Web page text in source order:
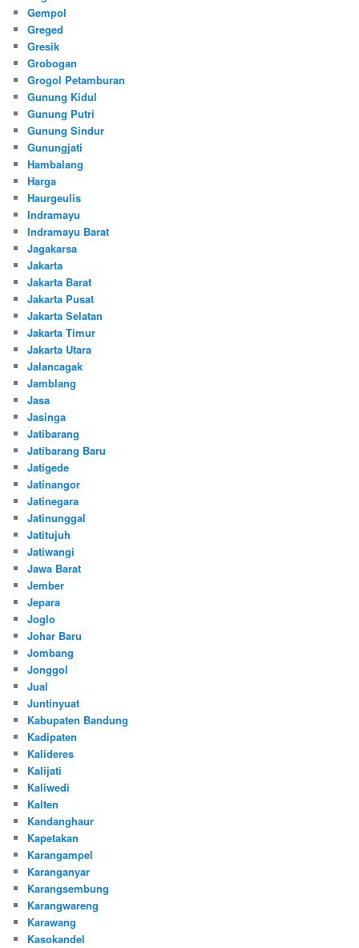
Gempol
Greged
Gresik
Grobogan
Grogol Petamburan
Gunung Kidul
Gunung Putri
Gunung Sindur
Gunungjati
Hambalang
Harga
Haurgeulis
Indramayu
Indramayu Barat
Jagakarsa
Jakarta
Jakarta Barat
Jakarta Pusat
Jakarta Selatan
Jakarta Timur
Jakarta Utara
Jalancagak
Jamblang
Jasa
Jasinga
Jatibarang
Jatibarang Baru
Jatigede
Jatinangor
Jatinegara
Jatinunggal
Jatitujuh
Jatiwangi
Jawa Barat
Jember
Jepara
Joglo
Johar Baru
Jombang
Jonggol
Jual
Juntinyuat
Kabupaten Bandung
Kadipaten
Kalideres
Kalijati
Kaliwedi
Kalten
Kandanghaur
Kapetakan
Karangampel
Karanganyar
Karangsembung
Karangwareng
Karawang
Kasokandel